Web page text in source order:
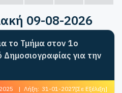
09-08-2026
το Τμήμα στον 1ο
Δημοσιογραφίας για την
| Λήξη: 31-01-2027[Σε Εξέλιξη]